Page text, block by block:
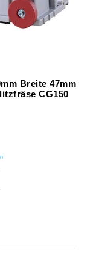
Breite 47mm
CG150